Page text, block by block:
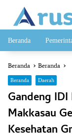
konten
Beranda
Beranda Beranda
Beranda Daerah
Gandeng
Makkasau
Kesehatan